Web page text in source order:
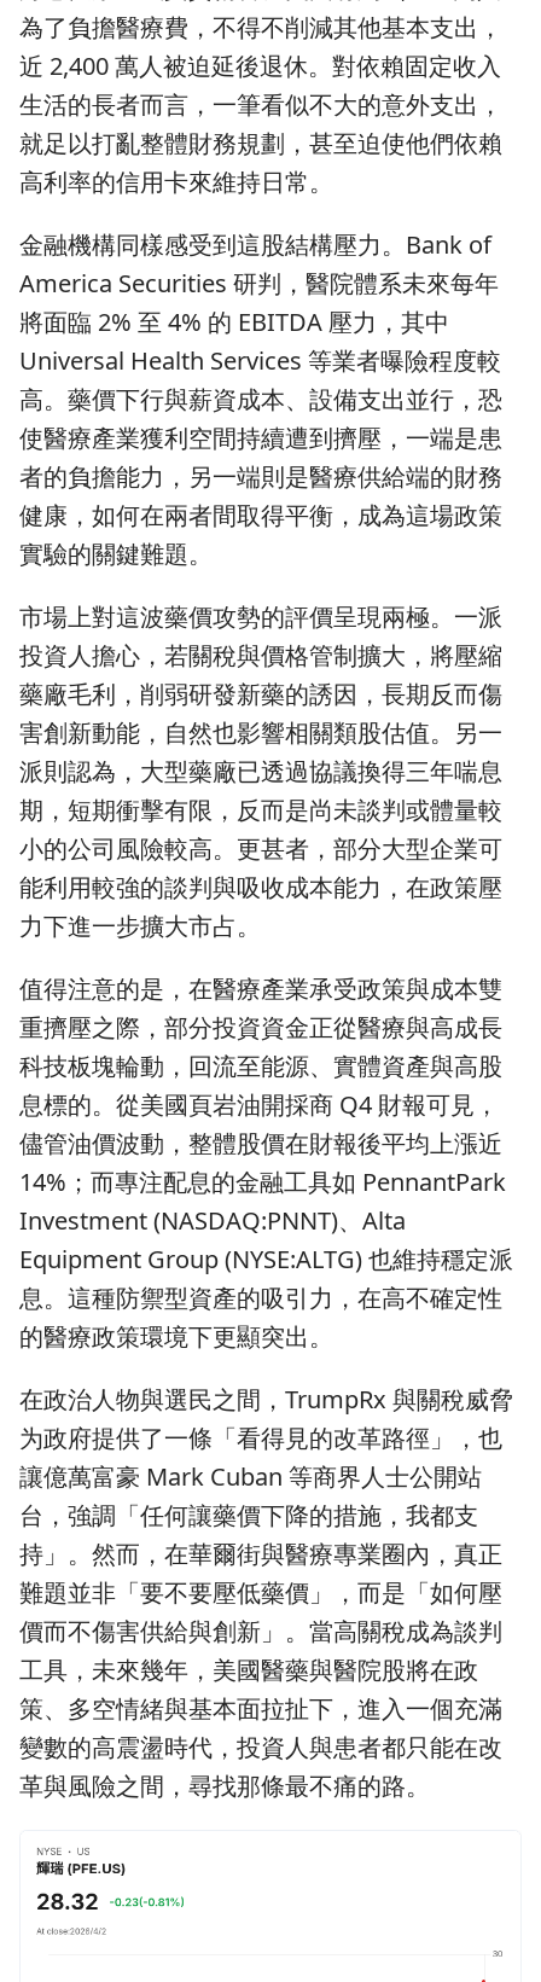
為了負擔醫療費，不得不削減其他基本支出，
近 2,400 萬人被迫延後退休。對依賴固定收入
生活的長者而言，一筆看似不大的意外支出，
就足以打亂整體財務規劃，甚至迫使他們依賴
高利率的信用卡來維持日常。
金融機構同樣感受到這股結構壓力。Bank of
America Securities 研判，醫院體系未來每年
將面臨 2% 至 4% 的 EBITDA 壓力，其中
Universal Health Services 等業者曝險程度較
高。藥價下行與薪資成本、設備支出並行，恐
使醫療產業獲利空間持續遭到擠壓，一端是患
者的負擔能力，另一端則是醫療供給端的財務
健康，如何在兩者間取得平衡，成為這場政策
實驗的關鍵難題。
市場上對這波藥價攻勢的評價呈現兩極。一派
投資人擔心，若關稅與價格管制擴大，將壓縮
藥廠毛利，削弱研發新藥的誘因，長期反而傷
害創新動能，自然也影響相關類股估值。另一
派則認為，大型藥廠已透過協議換得三年喘息
期，短期衝擊有限，反而是尚未談判或體量較
小的公司風險較高。更甚者，部分大型企業可
能利用較強的談判與吸收成本能力，在政策壓
力下進一步擴大市占。
值得注意的是，在醫療產業承受政策與成本雙
重擠壓之際，部分投資資金正從醫療與高成長
科技板塊輪動，回流至能源、實體資產與高股
息標的。從美國頁岩油開採商 Q4 財報可見，
儘管油價波動，整體股價在財報後平均上漲近
14%；而專注配息的金融工具如 PennantPark
Investment (NASDAQ:PNNT)、Alta
Equipment Group (NYSE:ALTG) 也維持穩定派
息。這種防禦型資產的吸引力，在高不確定性
的醫療政策環境下更顯突出。
在政治人物與選民之間，TrumpRx 與關稅威脅
为政府提供了一條「看得見的改革路徑」，也
讓億萬富豪 Mark Cuban 等商界人士公開站
台，強調「任何讓藥價下降的措施，我都支
持」。然而，在華爾街與醫療專業圈內，真正
難題並非「要不要壓低藥價」，而是「如何壓
價而不傷害供給與創新」。當高關稅成為談判
工具，未來幾年，美國醫藥與醫院股將在政
策、多空情緒與基本面拉扯下，進入一個充滿
變數的高震盪時代，投資人與患者都只能在改
革與風險之間，尋找那條最不痛的路。